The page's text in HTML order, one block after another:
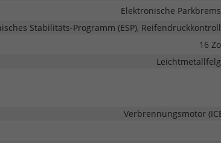
Elektronische
Stabilitäts-Programm (ESP),
16
Verbrennungsmotor